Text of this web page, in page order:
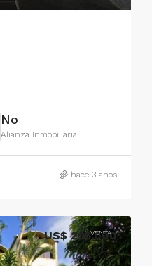
No
Alianza Inmobiliaria
hace 3 años
VENTA
US$ 295,000